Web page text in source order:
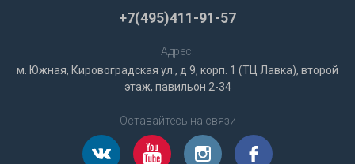
+7(495)411-91-57
Адрес:
м. Южная, Кировоградская ул., д 9, корп. 1 (ТЦ Лавка), второй
этаж, павильон 2-34
Оставайтесь на связи